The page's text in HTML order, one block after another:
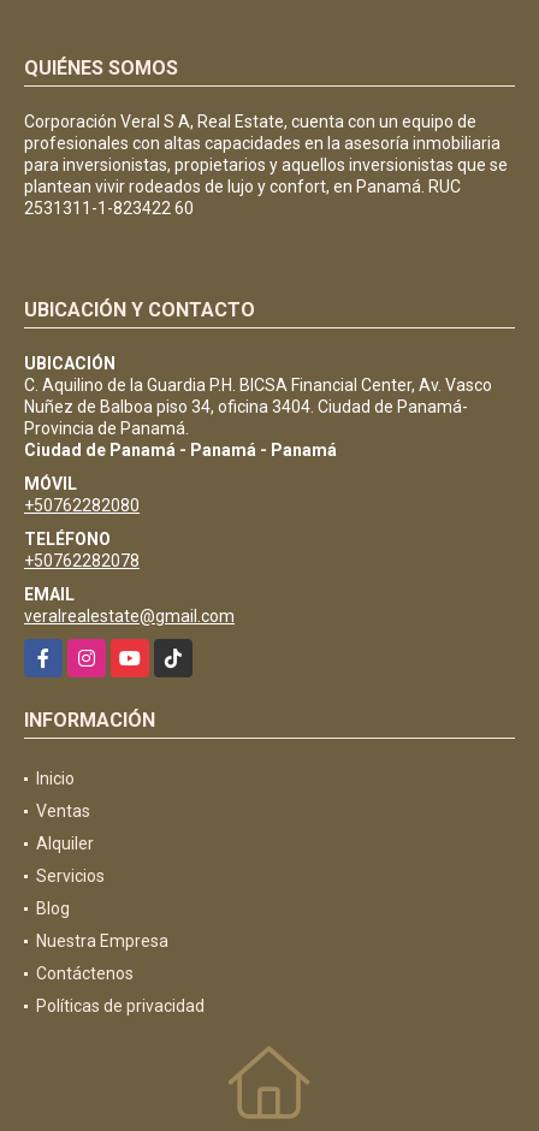
QUIÉNES SOMOS
Corporación Veral S A, Real Estate, cuenta con un equipo de
profesionales con altas capacidades en la asesoría inmobiliaria
para inversionistas, propietarios y aquellos inversionistas que se
plantean vivir rodeados de lujo y confort, en Panamá. RUC
2531311-1-823422 60
UBICACIÓN Y CONTACTO
UBICACIÓN
C. Aquilino de la Guardia P.H. BICSA Financial Center, Av. Vasco
Nuñez de Balboa piso 34, oficina 3404. Ciudad de Panamá-
Provincia de Panamá.
Ciudad de Panamá - Panamá - Panamá
MÓVIL
+50762282080
TELÉFONO
+50762282078
EMAIL
veralrealestate@gmail.com
FacebookInstagramYouTubeTikTok
INFORMACIÓN
Inicio
Ventas
Alquiler
Servicios
Blog
Nuestra Empresa
Contáctenos
Políticas de privacidad